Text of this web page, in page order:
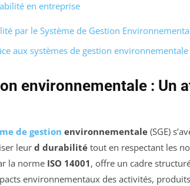
en entreprise
par le Système de Gestion
aux systèmes de gestion environnementale
environnementale : Un
de gestion environnementale (SGE)
leur d durabilité tout en respectant les
la norme ISO 14001, offre un cadre
environnementaux des activités,